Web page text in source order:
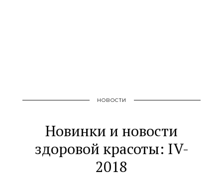
НОВОСТИ
Новинки и новости
здоровой красоты: IV-
2018